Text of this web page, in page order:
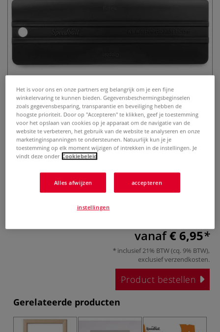
Speedball® | Red Baron™ rakel —
zwart
0 Beoordeling
vanaf€ 6,95
inclusief 21% BTW (cq. 9% BTW),
exclusiefverzendkosten.
Product bestellen
Gerelateerde producten
Het is voor ons en onze partners erg belangrijk om je een fijne
winkelervaring te kunnen bieden. Gegevensbeschermingsbeginselen
zoals gegevensbesparing, transparantie en beveiliging hebben de
hoogste prioriteit. Door op "Accepteren" te klikken, geef je toestemming
voor het opslaan van cookies op je apparaat om de navigatie van de
website te verbeteren, het gebruik van de website te analyseren en onze
marketinginspanningen te ondersteunen. Natuurlijk kun je je
toestemming op elk moment wijzigen of intrekken in de instellingen. Je
vindt deze onder Cookiebeleid
Alles afwijzen accepteren
instellingen